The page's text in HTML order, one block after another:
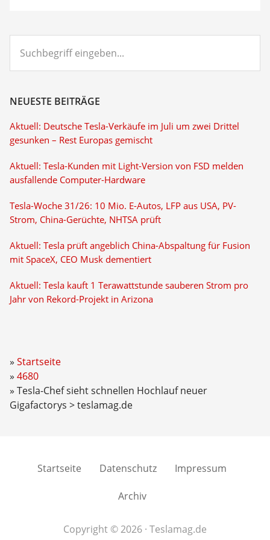
eingeben...
NEUESTE BEITRÄGE
Aktuell: Deutsche Tesla-Verkäufe im Juli um zwei Drittel
gesunken – Rest Europas gemischt
Aktuell: Tesla-Kunden mit Light-Version von FSD melden
ausfallende Computer-Hardware
Tesla-Woche 31/26: 10 Mio. E-Autos, LFP aus USA, PV-
Strom, China-Gerüchte, NHTSA prüft
Aktuell: Tesla prüft angeblich China-Abspaltung für Fusion
mit SpaceX, CEO Musk dementiert
Aktuell: Tesla kauft 1 Terawattstunde sauberen Strom pro
Jahr von Rekord-Projekt in Arizona
Startseite
4680
Tesla-Chef sieht schnellen Hochlauf neuer
Gigafactorys > teslamag.de
Startseite Datenschutz Impressum
Archiv
Copyright © 2026 · Teslamag.de